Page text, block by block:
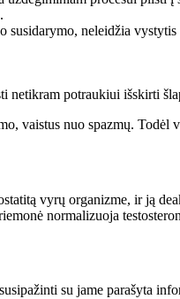
susidarymo, neleidžia
netikram potraukiui išskirti
vaistus nuo spazmų.
vyrų organizme, ir ją
normalizuoja
su jame parašyta